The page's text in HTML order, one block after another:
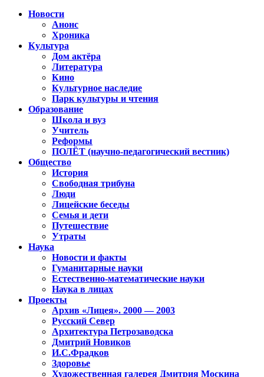
Новости
Анонс
Хроника
Культура
Дом актёра
Литература
Кино
Культурное наследие
Парк культуры и чтения
Образование
Школа и вуз
Учитель
Реформы
ПОЛЁТ (научно-педагогический вестник)
Общество
История
Свободная трибуна
Люди
Лицейские беседы
Семья и дети
Путешествие
Утраты
Наука
Новости и факты
Гуманитарные науки
Естественно-математические науки
Наука в лицах
Проекты
Архив «Лицея». 2000 — 2003
Русский Север
Архитектура Петрозаводска
Дмитрий Новиков
И.С.Фрадков
Здоровье
Художественная галерея Дмитрия Москина